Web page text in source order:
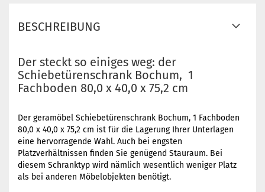
BESCHREIBUNG
Der steckt so einiges weg: der
Schiebetürenschrank Bochum, 1
Fachboden 80,0 x 40,0 x 75,2 cm
Der geramöbel Schiebetürenschrank Bochum, 1 Fachboden
80,0 x 40,0 x 75,2 cm ist für die Lagerung Ihrer Unterlagen
eine hervorragende Wahl. Auch bei engsten
Platzverhältnissen finden Sie genügend Stauraum. Bei
diesem Schranktyp wird nämlich wesentlich weniger Platz
als bei anderen Möbelobjekten benötigt.